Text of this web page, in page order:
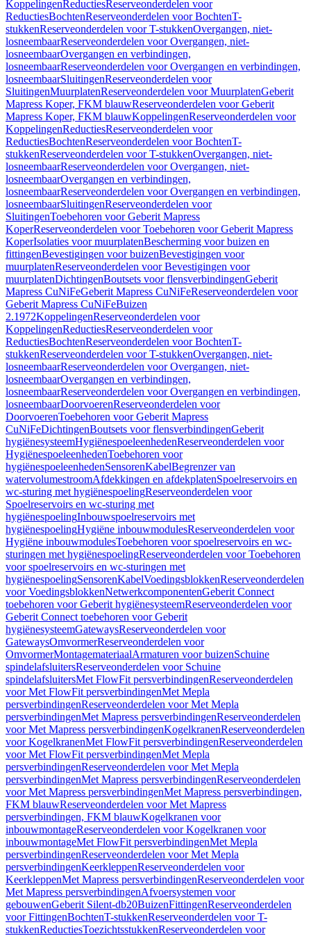
KoppelingenReductiesReserveonderdelen voor
ReductiesBochtenReserveonderdelen voor BochtenT-
stukkenReserveonderdelen voor T-stukkenOvergangen, niet-
losneembaarReserveonderdelen voor Overgangen, niet-
losneembaarOvergangen en verbindingen,
losneembaarReserveonderdelen voor Overgangen en verbindingen,
losneembaarSluitingenReserveonderdelen voor
SluitingenMuurplatenReserveonderdelen voor MuurplatenGeberit
Mapress Koper, FKM blauwReserveonderdelen voor Geberit
Mapress Koper, FKM blauwKoppelingenReserveonderdelen voor
KoppelingenReductiesReserveonderdelen voor
ReductiesBochtenReserveonderdelen voor BochtenT-
stukkenReserveonderdelen voor T-stukkenOvergangen, niet-
losneembaarReserveonderdelen voor Overgangen, niet-
losneembaarOvergangen en verbindingen,
losneembaarReserveonderdelen voor Overgangen en verbindingen,
losneembaarSluitingenReserveonderdelen voor
SluitingenToebehoren voor Geberit Mapress
KoperReserveonderdelen voor Toebehoren voor Geberit Mapress
KoperIsolaties voor muurplatenBescherming voor buizen en
fittingenBevestigingen voor buizenBevestigingen voor
muurplatenReserveonderdelen voor Bevestigingen voor
muurplatenDichtingenBoutsets voor flensverbindingenGeberit
Mapress CuNiFeGeberit Mapress CuNiFeReserveonderdelen voor
Geberit Mapress CuNiFeBuizen
2.1972KoppelingenReserveonderdelen voor
KoppelingenReductiesReserveonderdelen voor
ReductiesBochtenReserveonderdelen voor BochtenT-
stukkenReserveonderdelen voor T-stukkenOvergangen, niet-
losneembaarReserveonderdelen voor Overgangen, niet-
losneembaarOvergangen en verbindingen,
losneembaarReserveonderdelen voor Overgangen en verbindingen,
losneembaarDoorvoerenReserveonderdelen voor
DoorvoerenToebehoren voor Geberit Mapress
CuNiFeDichtingenBoutsets voor flensverbindingenGeberit
hygiënesysteemHygiënespoeleenhedenReserveonderdelen voor
HygiënespoeleenhedenToebehoren voor
hygiënespoeleenhedenSensorenKabelBegrenzer van
watervolumestroomAfdekkingen en afdekplatenSpoelreservoirs en
wc-sturing met hygiënespoelingReserveonderdelen voor
Spoelreservoirs en wc-sturing met
hygiënespoelingInbouwspoelreservoirs met
hygiënespoelingHygiëne inbouwmodulesReserveonderdelen voor
Hygiëne inbouwmodulesToebehoren voor spoelreservoirs en wc-
sturingen met hygiënespoelingReserveonderdelen voor Toebehoren
voor spoelreservoirs en wc-sturingen met
hygiënespoelingSensorenKabelVoedingsblokkenReserveonderdelen
voor VoedingsblokkenNetwerkcomponentenGeberit Connect
toebehoren voor Geberit hygiënesysteemReserveonderdelen voor
Geberit Connect toebehoren voor Geberit
hygiënesysteemGatewaysReserveonderdelen voor
GatewaysOmvormerReserveonderdelen voor
OmvormerMontagemateriaalArmaturen voor buizenSchuine
spindelafsluitersReserveonderdelen voor Schuine
spindelafsluitersMet FlowFit persverbindingenReserveonderdelen
voor Met FlowFit persverbindingenMet Mepla
persverbindingenReserveonderdelen voor Met Mepla
persverbindingenMet Mapress persverbindingenReserveonderdelen
voor Met Mapress persverbindingenKogelkranenReserveonderdelen
voor KogelkranenMet FlowFit persverbindingenReserveonderdelen
voor Met FlowFit persverbindingenMet Mepla
persverbindingenReserveonderdelen voor Met Mepla
persverbindingenMet Mapress persverbindingenReserveonderdelen
voor Met Mapress persverbindingenMet Mapress persverbindingen,
FKM blauwReserveonderdelen voor Met Mapress
persverbindingen, FKM blauwKogelkranen voor
inbouwmontageReserveonderdelen voor Kogelkranen voor
inbouwmontageMet FlowFit persverbindingenMet Mepla
persverbindingenReserveonderdelen voor Met Mepla
persverbindingenKeerkleppenReserveonderdelen voor
KeerkleppenMet Mapress persverbindingenReserveonderdelen voor
Met Mapress persverbindingenAfvoersystemen voor
gebouwenGeberit Silent-db20BuizenFittingenReserveonderdelen
voor FittingenBochtenT-stukkenReserveonderdelen voor T-
stukkenReductiesToezichtsstukkenReserveonderdelen voor